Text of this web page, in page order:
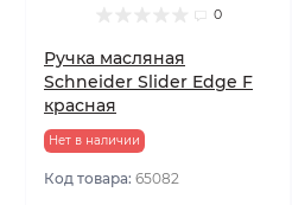
0
Ручка масляная
Schneider Slider Edge F
красная
Нет в наличии
Код товара: 65082